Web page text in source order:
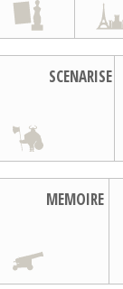
SCENARISE
MEMOIRE